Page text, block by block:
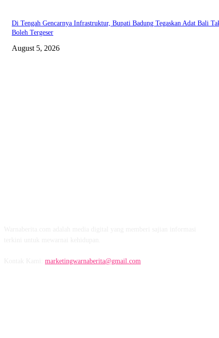
Di Tengah Gencarnya Infrastruktur, Bupati Badung Tegaskan Adat Bali
Boleh Tergeser
August 5, 2026
marketingwarnaberita@gmail.com